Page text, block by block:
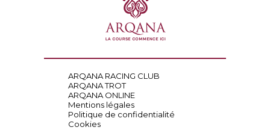
ARQANA RACING CLUB
ARQANA TROT
ARQANA ONLINE
Mentions légales
Politique de confidentialité
Cookies